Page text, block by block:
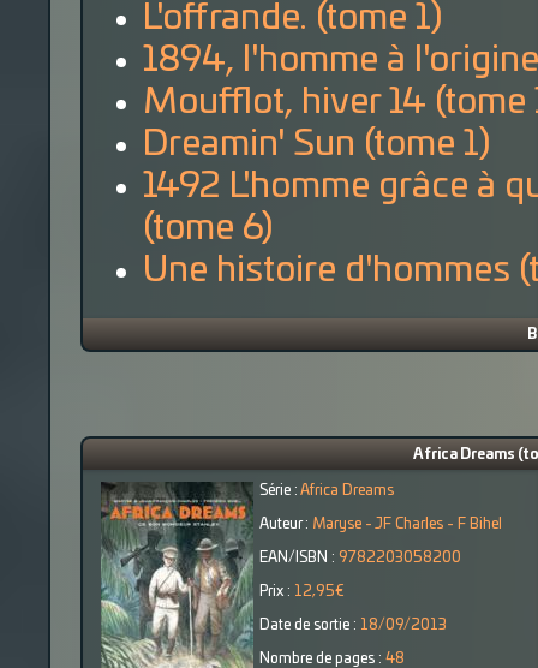
L'offrande. (tome 1)
1894, l'homme à
Moufflot, hiver 14 (tome
Dreamin' Sun (tome 1)
1492 L'homme grâce à
(tome 6)
Une histoire d'hommes
Africa Dreams
Série : Africa Dreams
Auteur : Maryse - JF Charles - F Bihel
EAN/ISBN : 9782203058200
Prix : 12,95€
Date de sortie : 18/09/2013
Nombre de pages : 48